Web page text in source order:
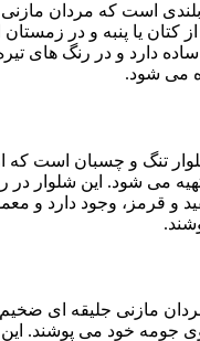
بلندی است که مردان
کتان یا پنبه و در
ساده دارد و در رنگ های
می شود.
تنگ و چسبان است که
می شود. این شلوار در
قرمز، وجود دارد و
مازنی جلیقه ای
جومه خود می پوشند. این